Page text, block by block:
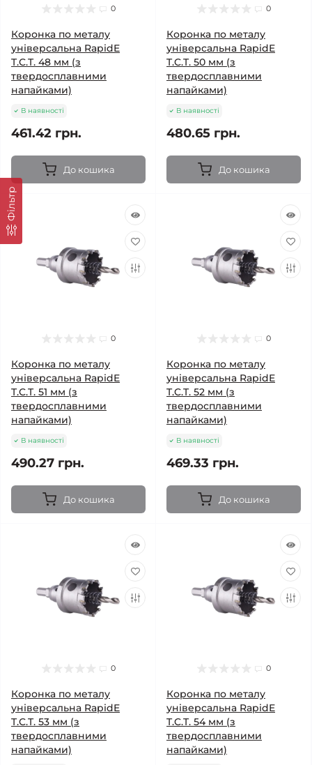
Фільтр
0
Коронка по металу
універсальна RapidE
T.C.T. 48 мм (з
твердосплавними
напайками)
В наявності
461.42 грн.
До кошика
0
Коронка по металу
універсальна RapidE
T.C.T. 50 мм (з
твердосплавними
напайками)
В наявності
480.65 грн.
До кошика
0
Коронка по металу
універсальна RapidE
T.C.T. 51 мм (з
твердосплавними
напайками)
В наявності
490.27 грн.
До кошика
0
Коронка по металу
універсальна RapidE
T.C.T. 52 мм (з
твердосплавними
напайками)
В наявності
469.33 грн.
До кошика
0
Коронка по металу
універсальна RapidE
T.C.T. 53 мм (з
твердосплавними
напайками)
0
Коронка по металу
універсальна RapidE
T.C.T. 54 мм (з
твердосплавними
напайками)